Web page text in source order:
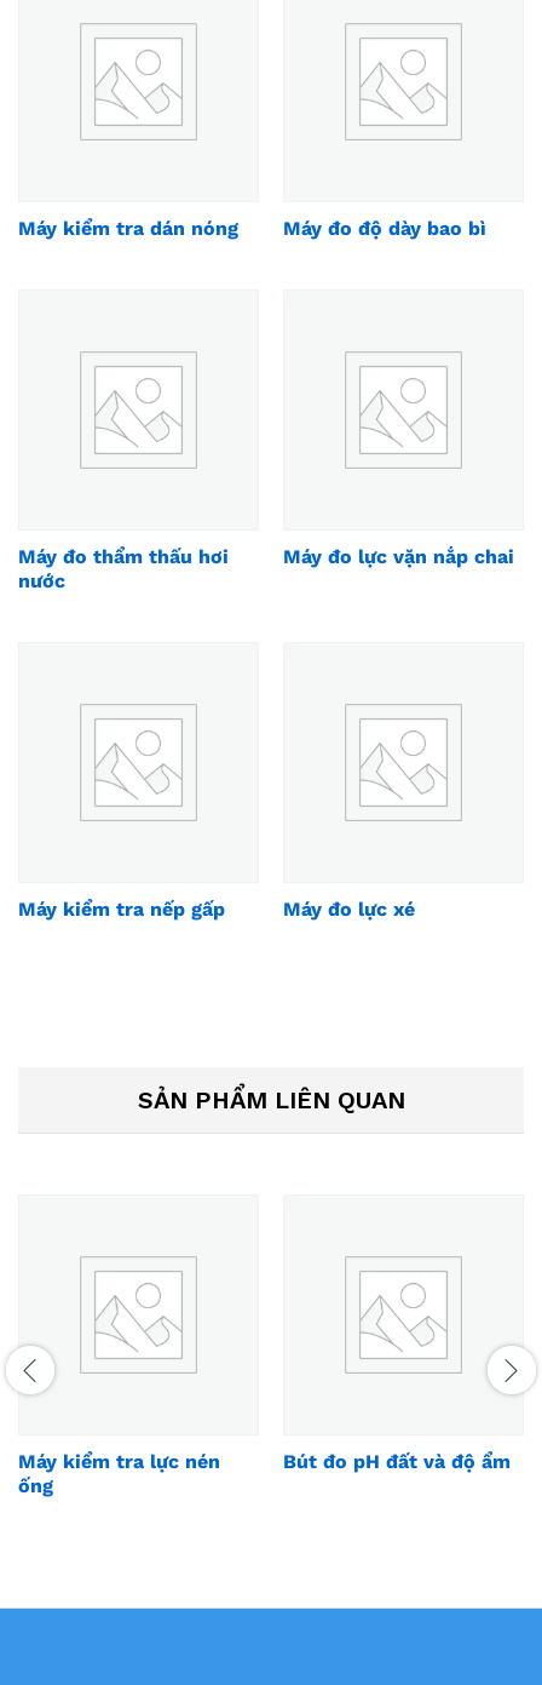
Máy kiểm tra dán nóng Máy đo độ dày bao bì
Máy đo thẩm thấu hơi
nước
Máy đo lực vặn nắp chai
Máy kiểm tra nếp gấp Máy đo lực xé
SẢN PHẨM LIÊN QUAN
Máy kiểm tra lực nén
ống
Bút đo pH đất và độ ẩm